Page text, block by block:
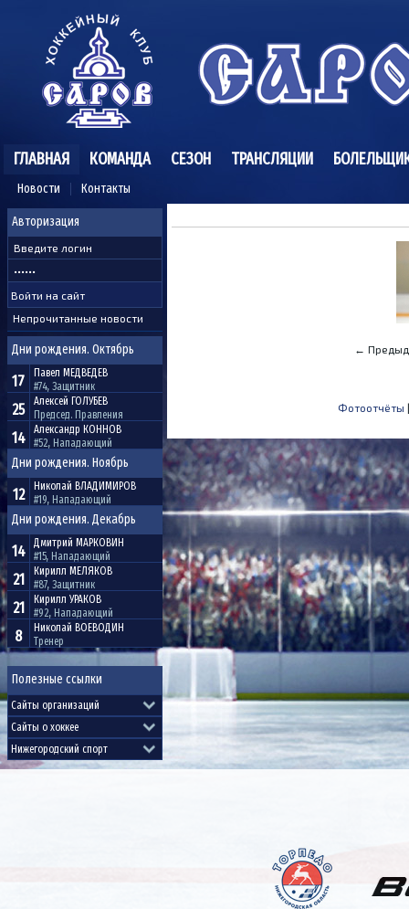
ГЛАВНАЯ
Новости Контакты
КОМАНДА СЕЗОН ТРАНСЛЯЦИИ
Авторизация
Непрочитанные новости
Дни рождения. Октябрь
17 Павел МЕДВЕДЕВ
#74, Защитник
25 Алексей ГОЛУБЕВ
Председ. Правления
14 Александр КОННОВ
#52, Нападающий
Дни рождения. Ноябрь
12 Николай ВЛАДИМИРОВ
#19, Нападающий
Дни рождения. Декабрь
14 Дмитрий МАРКОВИН
#15, Нападающий
21 Кирилл МЕЛЯКОВ
#87, Защитник
21 Кирилл УРАКОВ
#92, Нападающий
8 Николай ВОЕВОДИН
Тренер
Полезные ссылки
←
Фотоотчёты